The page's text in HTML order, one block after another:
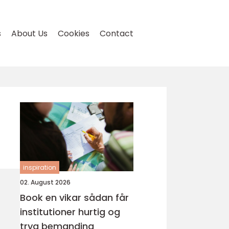
About Us Cookies Contact
inspiration
02. August 2026
Book en vikar sådan får
institutioner hurtig og
tryg bemanding